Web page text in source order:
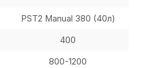
PST2 Manual 380 (40л)
400
800-1200